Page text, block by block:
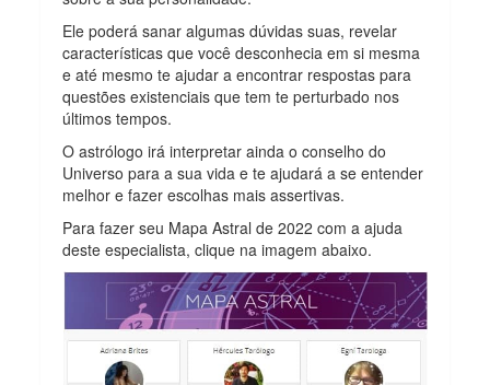
Ele poderá sanar algumas dúvidas suas, revelar
características que você desconhecia em si mesma
e até mesmo te ajudar a encontrar respostas para
questões existenciais que tem te perturbado nos
últimos tempos.
O astrólogo irá interpretar ainda o conselho do
Universo para a sua vida e te ajudará a se entender
melhor e fazer escolhas mais assertivas.
Para fazer seu Mapa Astral de 2022 com a ajuda
deste especialista, clique na imagem abaixo.